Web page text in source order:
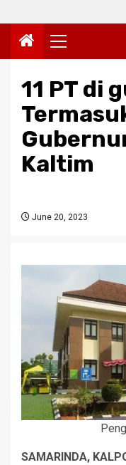
Primary
Menu
11 PT di
Kaltim
June 20, 2023
SAMARINDA,